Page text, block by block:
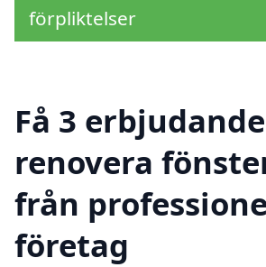
förpliktelser
Få 3
renovera
från
företag